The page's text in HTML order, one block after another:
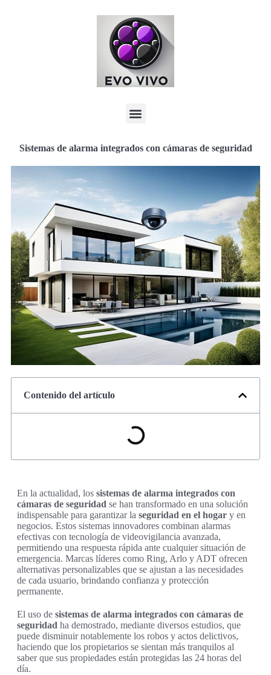
Sistemas de alarma integrados con cámaras de seguridad
Contenido del artículo
En la actualidad, los sistemas de alarma integrados con
cámaras de seguridad se han transformado en una solución
indispensable para garantizar la seguridad en el hogar y en
negocios. Estos sistemas innovadores combinan alarmas
efectivas con tecnología de videovigilancia avanzada,
permitiendo una respuesta rápida ante cualquier situación de
emergencia. Marcas líderes como Ring, Arlo y ADT ofrecen
alternativas personalizables que se ajustan a las necesidades
de cada usuario, brindando confianza y protección
permanente.
El uso de sistemas de alarma integrados con cámaras de
seguridad ha demostrado, mediante diversos estudios, que
puede disminuir notablemente los robos y actos delictivos,
haciendo que los propietarios se sientan más tranquilos al
saber que sus propiedades están protegidas las 24 horas del
día.